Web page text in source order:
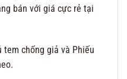
bán với giá cực rẻ tại
tem chống giả và Phiếu